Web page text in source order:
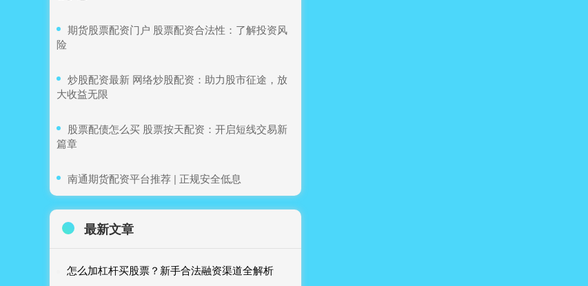
​期货股票配资门户 股票配资合法性：了解投资风
险
​炒股配资最新 网络炒股配资：助力股市征途，放
大收益无限
​股票配债怎么买 股票按天配资：开启短线交易新
篇章
​南通期货配资平台推荐 | 正规安全低息
最新文章
怎么加杠杆买股票？新手合法融资渠道全解析